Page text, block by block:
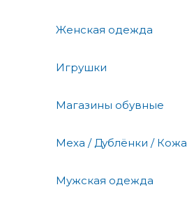
Женская одежда
Игрушки
Магазины обувные
Меха / Дублёнки / Кожа
Мужская одежда